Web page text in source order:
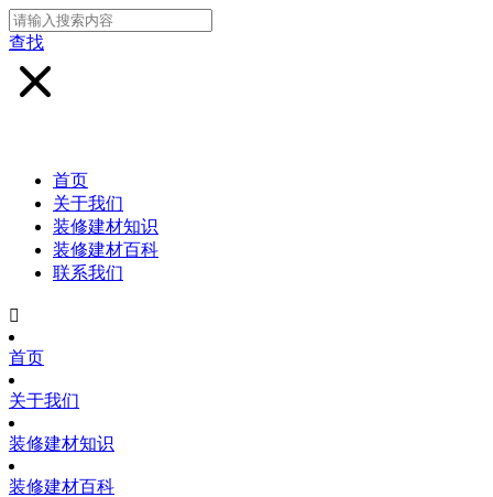
查找
首页
关于我们
装修建材知识
装修建材百科
联系我们

首页
关于我们
装修建材知识
装修建材百科